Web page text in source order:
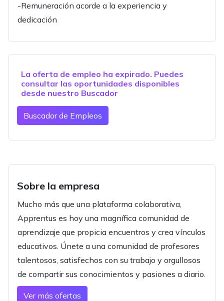
-Remuneración acorde a la experiencia y
dedicación
La oferta de empleo ha expirado. Puedes
consultar las oportunidades disponibles
desde nuestro Buscador
Buscador de Empleos
Sobre la empresa
Mucho más que una plataforma colaborativa,
Apprentus es hoy una magnífica comunidad de
aprendizaje que propicia encuentros y crea vínculos
educativos. Únete a una comunidad de profesores
talentosos, satisfechos con su trabajo y orgullosos
de compartir sus conocimientos y pasiones a diario.
Ver más ofertas